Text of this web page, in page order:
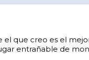
el que creo es el
entrañable de